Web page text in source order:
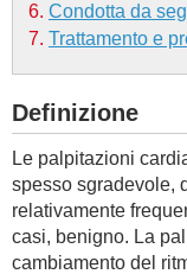
Condotta da
Trattamento e
Definizione
Le palpitazioni
spesso sgradevole,
relativamente
casi, benigno. La
cambiamento del